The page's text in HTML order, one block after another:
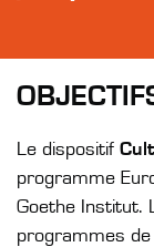
Le dispositif
programme
Goethe Institut.
programmes de